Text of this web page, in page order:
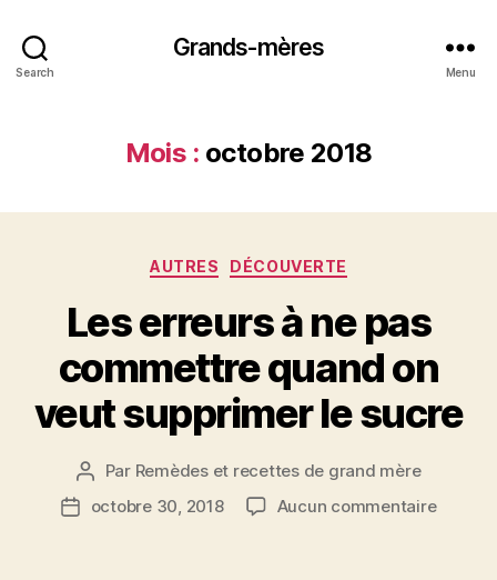
Search
Grands-mères
Menu
Mois : octobre 2018
Catégories
AUTRES DÉCOUVERTE
Les erreurs à ne pas
commettre quand on
veut supprimer le sucre
Auteur
Par Remèdes et recettes de grand mère
Dateoctobre 30, 2018 Aucun commentairesur